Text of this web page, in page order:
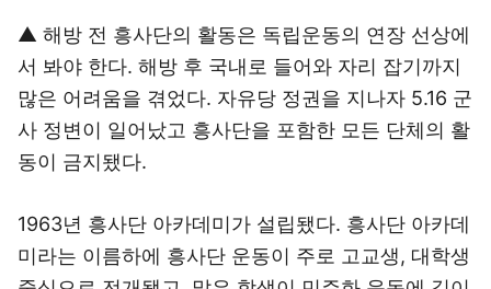
▲ 해방 전 흥사단의 활동은 독립운동의 연장 선상에
서 봐야 한다. 해방 후 국내로 들어와 자리 잡기까지
많은 어려움을 겪었다. 자유당 정권을 지나자 5.16 군
사 정변이 일어났고 흥사단을 포함한 모든 단체의 활
동이 금지됐다.
1963년 흥사단 아카데미가 설립됐다. 흥사단 아카데
미라는 이름하에 흥사단 운동이 주로 고교생, 대학생